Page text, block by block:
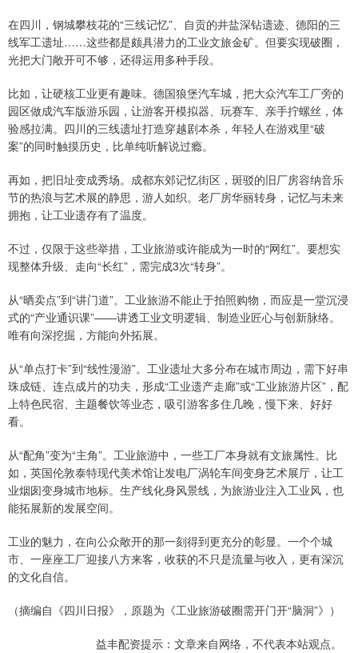
在四川，钢城攀枝花的“三线记忆”、自贡的井盐深钻遗迹、德阳的三
线军工遗址……这些都是颇具潜力的工业文旅金矿。但要实现破圈，
光把大门敞开可不够，还得运用多种手段。
比如，让硬核工业更有趣味。德国狼堡汽车城，把大众汽车工厂旁的
园区做成汽车版游乐园，让游客开模拟器、玩赛车、亲手拧螺丝，体
验感拉满。四川的三线遗址打造穿越剧本杀，年轻人在游戏里“破
案”的同时触摸历史，比单纯听解说过瘾。
再如，把旧址变成秀场。成都东郊记忆街区，斑驳的旧厂房容纳音乐
节的热浪与艺术展的静思，游人如织。老厂房华丽转身，记忆与未来
拥抱，让工业遗存有了温度。
不过，仅限于这些举措，工业旅游或许能成为一时的“网红”。要想实
现整体升级、走向“长红”，需完成3次“转身”。
从“晒卖点”到“讲门道”。工业旅游不能止于拍照购物，而应是一堂沉浸
式的“产业通识课”——讲透工业文明逻辑、制造业匠心与创新脉络。
唯有向深挖掘，方能向外拓展。
从“单点打卡”到“线性漫游”。工业遗址大多分布在城市周边，需下好串
珠成链、连点成片的功夫，形成“工业遗产走廊”或“工业旅游片区”，配
上特色民宿、主题餐饮等业态，吸引游客多住几晚，慢下来、好好
看。
从“配角”变为“主角”。工业旅游中，一些工厂本身就有文旅属性。比
如，英国伦敦泰特现代美术馆让发电厂涡轮车间变身艺术展厅，让工
业烟囱变身城市地标。生产线化身风景线，为旅游业注入工业风，也
能拓展新的发展空间。
工业的魅力，在向公众敞开的那一刻得到更充分的彰显。一个个城
市、一座座工厂迎接八方来客，收获的不只是流量与收入，更有深沉
的文化自信。
（摘编自《四川日报》，原题为《工业旅游破圈需开门开“脑洞”》）
益丰配资提示：文章来自网络，不代表本站观点。